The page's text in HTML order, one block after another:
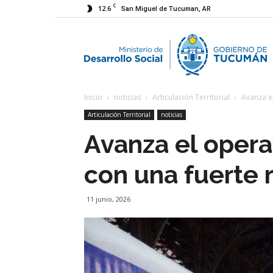
12.6 C San Miguel de Tucuman, AR
de
Inicio noticias Articulación Territorial Avanza
Articulación Territorial noticias
Avanza el
con una fuerte
11 junio, 2026